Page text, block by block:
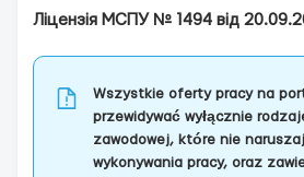
Ліцензія МСПУ № 1494 від
Wszystkie oferty pracy na
przewidywać wyłącznie
zawodowej, które nie
wykonywania pracy, oraz